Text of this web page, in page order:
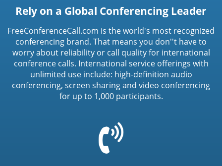
Rely on a Global Conferencing Leader
FreeConferenceCall.com is the world's most recognized
conferencing brand. That means you don''t have to
worry about reliability or call quality for international
conference calls. International service offerings with
unlimited use include: high-definition audio
conferencing, screen sharing and video conferencing
for up to 1,000 participants.
t('common.phone_icon')